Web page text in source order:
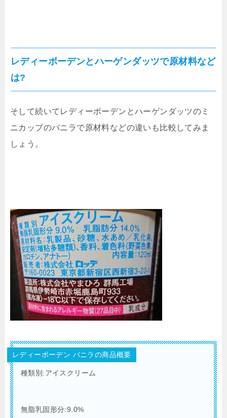
レディーボーデンとハーゲンダッツで原材料など
は?
そして続いてレディーボーデンとハーゲンダッツのミ
ニカップのバニラで原材料などの違いも比較してみま
しょう。
レディーボーデン バニラの商品概要
種類別:アイスクリーム
無脂乳固形分:9.0%